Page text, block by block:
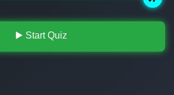
▶️ Start Quiz